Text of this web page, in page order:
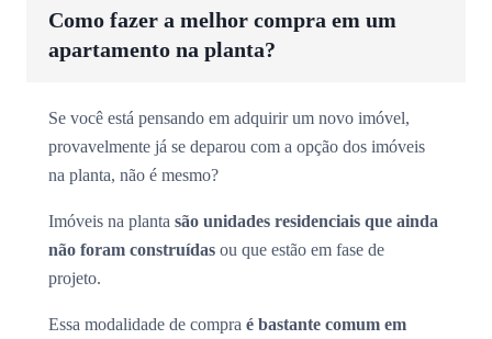
Como fazer a melhor compra em um
apartamento na planta?
Se você está pensando em adquirir um novo imóvel,
provavelmente já se deparou com a opção dos imóveis
na planta, não é mesmo?
Imóveis na planta são unidades residenciais que ainda
não foram construídas ou que estão em fase de
projeto.
Essa modalidade de compra é bastante comum em